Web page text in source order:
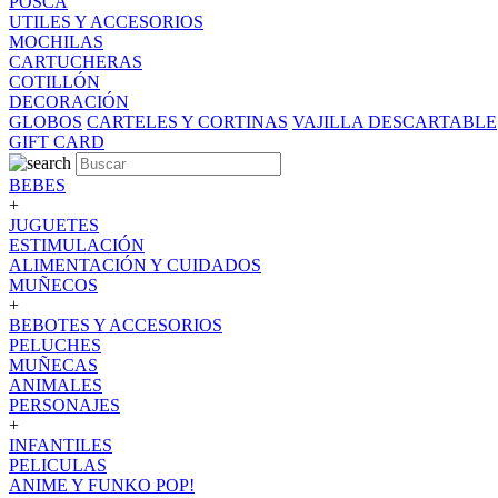
UTILES Y ACCESORIOS
MOCHILAS
CARTUCHERAS
COTILLÓN
DECORACIÓN
GLOBOS CARTELES Y CORTINAS VAJILLA DESCARTABLE
GIFT CARD
BEBES
+
JUGUETES
ESTIMULACIÓN
ALIMENTACIÓN Y CUIDADOS
MUÑECOS
+
BEBOTES Y ACCESORIOS
PELUCHES
MUÑECAS
ANIMALES
PERSONAJES
+
INFANTILES
PELICULAS
ANIME Y FUNKO POP!